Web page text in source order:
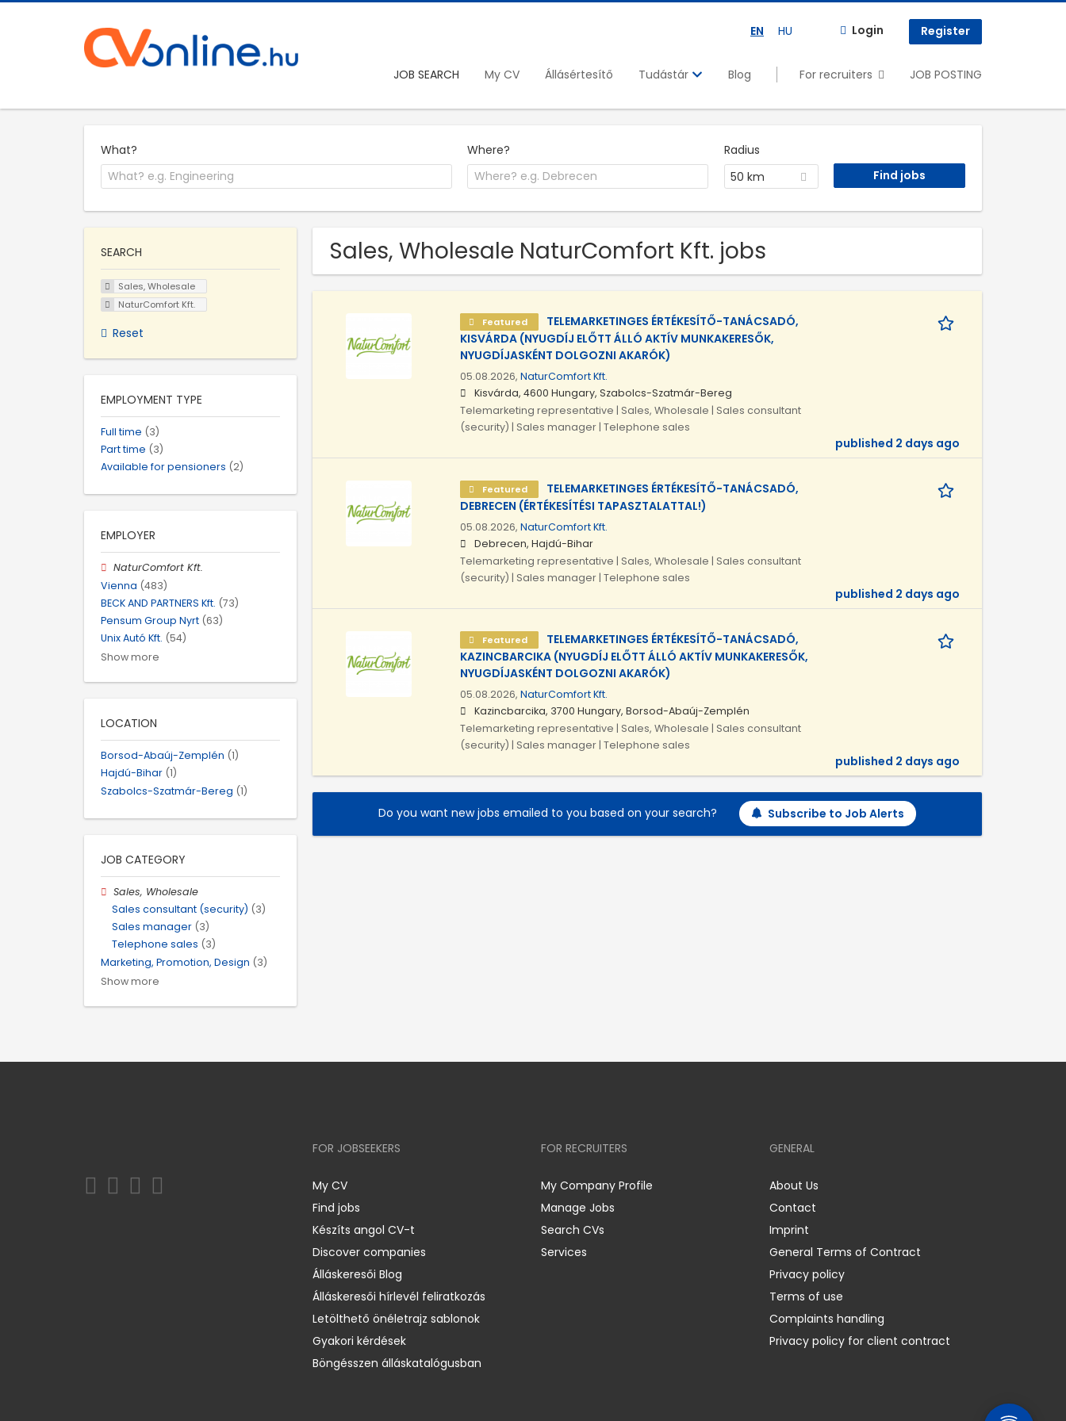
EN HU Login Register
JOB SEARCH My CV Állásértesítő Tudástár Blog For recruiters JOB POSTING
What? Where?
Radius
50 km
Sales, Wholesale NaturComfort Kft. jobs
Featured
TELEMARKETINGES ÉRTÉKESÍTŐ-TANÁCSADÓ,
KISVÁRDA (NYUGDÍJ ELŐTT ÁLLÓ AKTÍV MUNKAKERESŐK,
NYUGDÍJASKÉNT DOLGOZNI AKARÓK)
05.08.2026, NaturComfort Kft.
Kisvárda, 4600 Hungary, Szabolcs-Szatmár-Bereg
Telemarketing representative | Sales, Wholesale | Sales consultant
(security) | Sales manager | Telephone sales
published 2 days ago
Featured
TELEMARKETINGES ÉRTÉKESÍTŐ-TANÁCSADÓ,
DEBRECEN (ÉRTÉKESÍTÉSI TAPASZTALATTAL!)
05.08.2026, NaturComfort Kft.
Debrecen, Hajdú-Bihar
Telemarketing representative | Sales, Wholesale | Sales consultant
(security) | Sales manager | Telephone sales
published 2 days ago
Featured
TELEMARKETINGES ÉRTÉKESÍTŐ-TANÁCSADÓ,
KAZINCBARCIKA (NYUGDÍJ ELŐTT ÁLLÓ AKTÍV MUNKAKERESŐK,
NYUGDÍJASKÉNT DOLGOZNI AKARÓK)
05.08.2026, NaturComfort Kft.
Kazincbarcika, 3700 Hungary, Borsod-Abaúj-Zemplén
Telemarketing representative | Sales, Wholesale | Sales consultant
(security) | Sales manager | Telephone sales
published 2 days ago
Do you want new jobs emailed to you based on your search? Subscribe to Job Alerts
SEARCH
Sales, Wholesale
NaturComfort Kft.
Reset
EMPLOYMENT TYPE
Full time (3)
Part time (3)
Available for pensioners (2)
EMPLOYER
NaturComfort Kft.
Vienna (483)
BECK AND PARTNERS Kft. (73)
Pensum Group Nyrt (63)
Unix Autó Kft. (54)
Show more
LOCATION
Borsod-Abaúj-Zemplén (1)
Hajdú-Bihar (1)
Szabolcs-Szatmár-Bereg (1)
JOB CATEGORY
Sales, Wholesale
Sales consultant (security) (3)
Sales manager (3)
Telephone sales (3)
Marketing, Promotion, Design (3)
Show more
FOR JOBSEEKERS
My CV
Find jobs
Készíts angol CV-t
Discover companies
Álláskeresői Blog
Álláskeresői hírlevél feliratkozás
Letölthető önéletrajz sablonok
Gyakori kérdések
Böngésszen álláskatalógusban
FOR RECRUITERS
My Company Profile
Manage Jobs
Search CVs
Services
GENERAL
About Us
Contact
Imprint
General Terms of Contract
Privacy policy
Terms of use
Complaints handling
Privacy policy for client contract